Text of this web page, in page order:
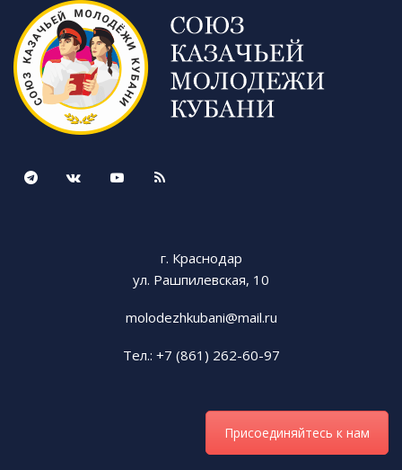
г. Краснодар
ул. Рашпилевская, 10
molodezhkubani@mail.ru
Тел.: +7 (861) 262-60-97
Присоединяйтесь к нам